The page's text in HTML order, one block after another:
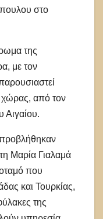
στο
της
με τον
χώρας, από τον
Αιγαίου.
Μαρία Γιαλαμά
που
και Τουρκίας,
της